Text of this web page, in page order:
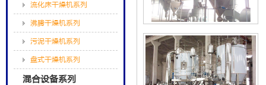
流化床干燥机系列
沸腾干燥机系列
污泥干燥机系列
盘式干燥机系列
混合设备系列